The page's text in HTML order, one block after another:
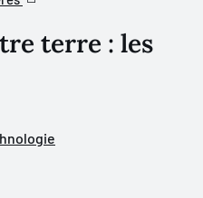
terre : les